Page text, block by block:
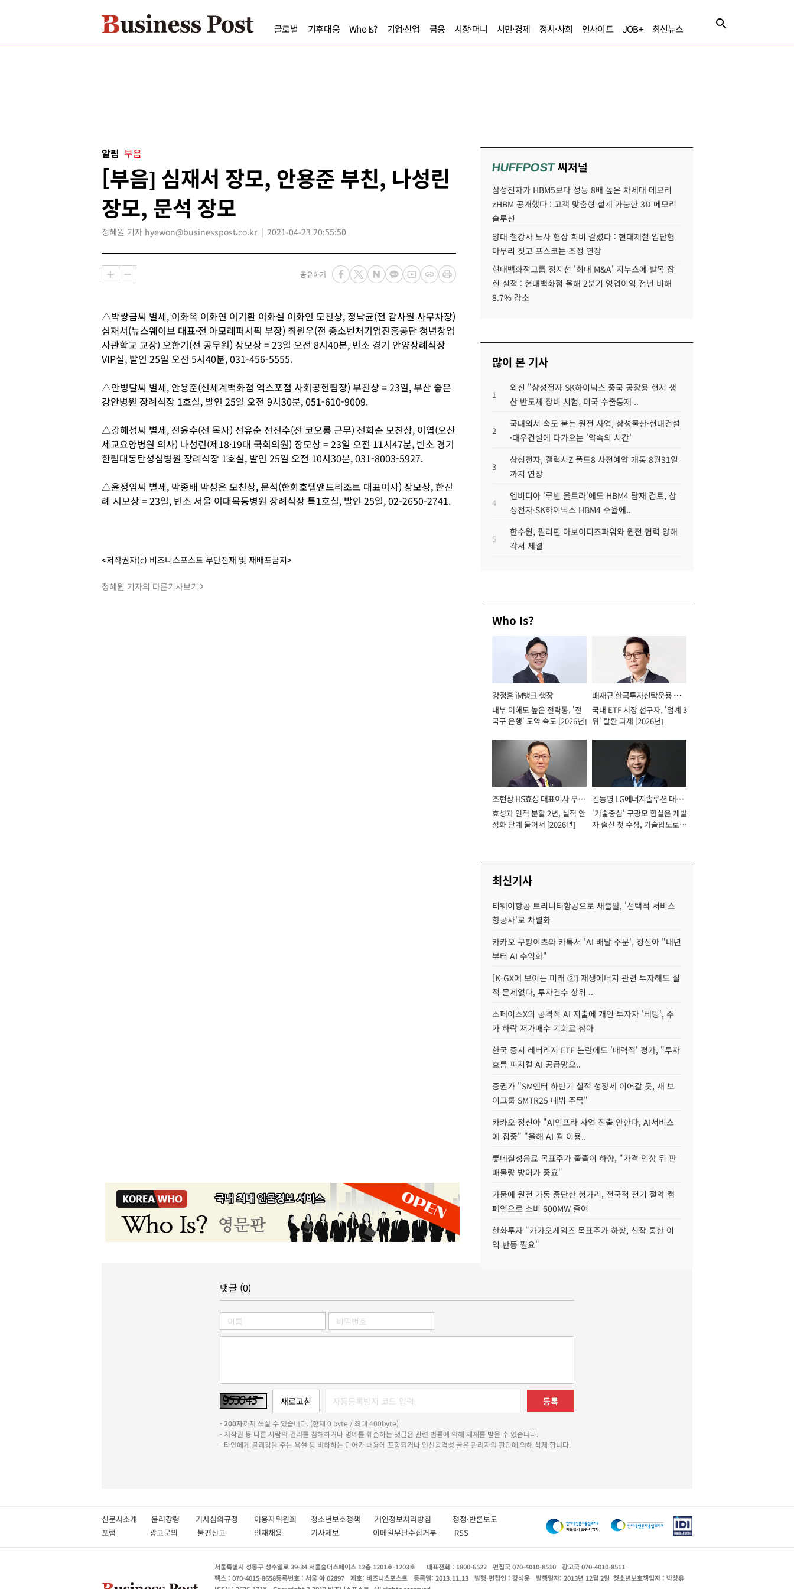
글로벌 기후대응 Who Is? 기업·산업 금융 시장·머니 시민·경제 정치·사회 인사이트 JOB+ 최신뉴스
알림 부음
[부음] 심재서 장모, 안용준 부친, 나성린
장모, 문석 장모
정혜원 기자 hyewon@businesspost.co.kr 2021-04-23 20:55:50
공유하기
△박쌍금씨 별세, 이화옥 이화연 이기환 이화실 이화인 모친상, 정낙균(전 감사원 사무차장)
심재서(뉴스웨이브 대표·전 아모레퍼시픽 부장) 최원우(전 중소벤처기업진흥공단 청년창업
사관학교 교장) 오한기(전 공무원) 장모상 = 23일 오전 8시40분, 빈소 경기 안양장례식장
VIP실, 발인 25일 오전 5시40분, 031-456-5555.
△안병달씨 별세, 안용준(신세계백화점 엑스포점 사회공헌팀장) 부친상 = 23일, 부산 좋은
강안병원 장례식장 1호실, 발인 25일 오전 9시30분, 051-610-9009.
△강해성씨 별세, 전윤수(전 목사) 전유순 전진수(전 코오롱 근무) 전화순 모친상, 이엽(오산
세교요양병원 의사) 나성린(제18·19대 국회의원) 장모상 = 23일 오전 11시47분, 빈소 경기
한림대동탄성심병원 장례식장 1호실, 발인 25일 오전 10시30분, 031-8003-5927.
△윤정임씨 별세, 박종배 박성은 모친상, 문석(한화호텔앤드리조트 대표이사) 장모상, 한진
례 시모상 = 23일, 빈소 서울 이대목동병원 장례식장 특1호실, 발인 25일, 02-2650-2741.
<저작권자(c) 비즈니스포스트 무단전재 및 재배포금지>
정혜원 기자의 다른기사보기
HUFFPOST씨저널
삼성전자가 HBM5보다 성능 8배 높은 차세대 메모리
zHBM 공개했다 : 고객 맞춤형 설계 가능한 3D 메모리
솔루션
양대 철강사 노사 협상 희비 갈렸다 : 현대제철 임단협
마무리 짓고 포스코는 조정 연장
현대백화점그룹 정지선 '최대 M&A' 지누스에 발목 잡
힌 실적 : 현대백화점 올해 2분기 영업이익 전년 비해
8.7% 감소
많이 본 기사
1
외신 "삼성전자 SK하이닉스 중국 공장용 현지 생
산 반도체 장비 시험, 미국 수출통제 ..
2
국내외서 속도 붙는 원전 사업, 삼성물산·현대건설
·대우건설에 다가오는 '약속의 시간'
3
삼성전자, 갤럭시Z 폴드8 사전예약 개통 8월31일
까지 연장
4
엔비디아 '루빈 울트라'에도 HBM4 탑재 검토, 삼
성전자·SK하이닉스 HBM4 수율에..
5
한수원, 필리핀 아보이티즈파워와 원전 협력 양해
각서 체결
Who Is?
강정훈 iM뱅크 행장
내부 이해도 높은 전략통, '전
국구 은행' 도약 속도 [2026년]
배재규 한국투자신탁운용 대
표이사 사장
국내 ETF 시장 선구자, '업계 3
위' 탈환 과제 [2026년]
조현상 HS효성 대표이사 부회
장
효성과 인적 분할 2년, 실적 안
정화 단계 들어서 [2026년]
김동명 LG에너지솔루션 대표
이사 사장
'기술중심' 구광모 힘실은 개발
자 출신 첫 수장, 기술압도로
최신기사
티웨이항공 트리니티항공으로 새출발, '선택적 서비스
항공사'로 차별화
카카오 쿠팡이츠와 카톡서 'AI 배달 주문', 정신아 "내년
부터 AI 수익화"
[K-GX에 보이는 미래 ②] 재생에너지 관련 투자해도 실
적 문제없다, 투자건수 상위 ..
스페이스X의 공격적 AI 지출에 개인 투자자 '베팅', 주
가 하락 저가매수 기회로 삼아
한국 증시 레버리지 ETF 논란에도 '매력적' 평가, "투자
흐름 피지컬 AI 공급망으..
증권가 "SM엔터 하반기 실적 성장세 이어갈 듯, 새 보
이그룹 SMTR25 데뷔 주목"
카카오 정신아 "AI인프라 사업 진출 안한다, AI서비스
에 집중" "올해 AI 월 이용..
롯데칠성음료 목표주가 줄줄이 하향, "가격 인상 뒤 판
매물량 방어가 중요"
가뭄에 원전 가동 중단한 헝가리, 전국적 전기 절약 캠
페인으로 소비 600MW 줄여
한화투자 "카카오게임즈 목표주가 하향, 신작 통한 이
익 반등 필요"
댓글 (0)
등록
-200자까지 쓰실 수 있습니다. (현재 0 byte / 최대 400byte)
- 저작권 등 다른 사람의 권리를 침해하거나 명예를 훼손하는 댓글은 관련 법률에 의해 제재를 받을 수 있습니다.
- 타인에게 불쾌감을 주는 욕설 등 비하하는 단어가 내용에 포함되거나 인신공격성 글은 관리자의 판단에 의해 삭제 합니다.
신문사소개 윤리강령 기사심의규정 이용자위원회 청소년보호정책 개인정보처리방침 정정·반론보도
포럼
광고문의 불편신고 인재채용 기사제보 이메일무단수집거부 RSS
서울특별시 성동구 성수일로 39-34 서울숲더스페이스 12층 1201호-1203호 대표전화 : 1800-6522 편집국 070-4010-8510
광고국 070-4010-8511
팩스 : 070-4015-8658등록번호 : 서울 아 02897 제호: 비즈니스포스트 등록일: 2013.11.13 발행·편집인 : 강석운 발행일자: 2013년 12월 2일 청소년보호책임자 : 박상유